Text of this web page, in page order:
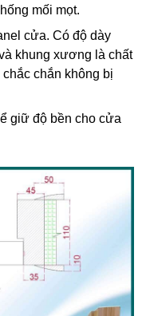
mối mọt.
cửa. Có độ dày
khung xương là chất
chắn không bị
giữ độ bền cho cửa